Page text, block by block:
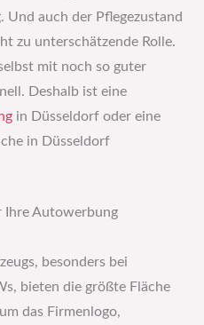
auch der Pflegezustand
zu unterschätzende Rolle.
mit noch so guter
Deshalb ist eine
in Düsseldorf oder eine
in Düsseldorf
Ihre Autowerbung
besonders bei
bieten die größte Fläche
das Firmenlogo,